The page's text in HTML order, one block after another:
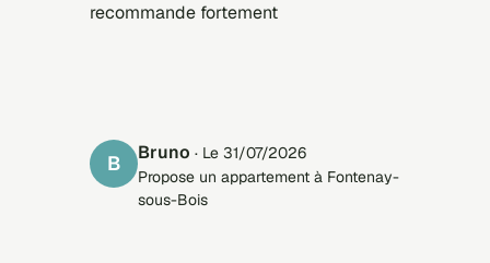
recommande fortement
B Bruno · Le 31/07/2026
Propose un appartement à Fontenay-
sous-Bois